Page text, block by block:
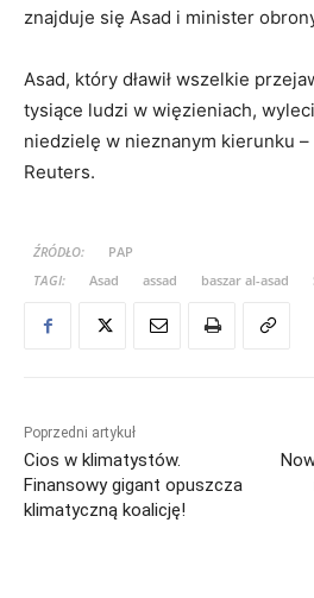
znajduje się Asad i minister
Asad, który dławił wszelkie
tysiące ludzi w więzieniach,
niedzielę w nieznanym kierunku –
Reuters.
ŹRÓDŁO:
PAP
TAGI:
Asad assad baszar al-asad
Poprzedni artykuł
Cios w klimatystów.
Finansowy gigant opuszcza
klimatyczną koalicję!